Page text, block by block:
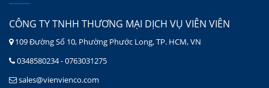
CÔNG TY TNHH THƯƠNG MẠI DỊCH VỤ VIÊN VIÊN
109 Đường Số 10, Phường Phước Long, TP. HCM, VN
0348580234 - 0763031275
sales@vienvienco.com